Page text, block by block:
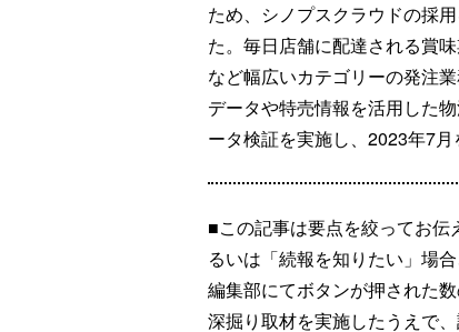
ため、シノプスクラウドの採
た。毎日店舗に配達される賞
など幅広いカテゴリーの発注
データや特売情報を活用した
ータ検証を実施し、2023年7月
■この記事は要点を絞ってお
るいは「続報を知りたい」場
編集部にてボタンが押された
深掘り取材を実施したうえで